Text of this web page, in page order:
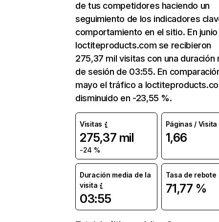
de tus competidores haciendo un
seguimiento de los indicadores
comportamiento en el sitio. En junio
loctiteproducts.com se recibieron
275,37 mil visitas con una duración
de sesión de 03:55. En
mayo el tráfico a
disminuido en -23,55 %.
Visitas
275,37 mil
-24 %
Páginas / Visita
1,66
Duración media de la
visita
03:55
Tasa de rebote
71,77 %